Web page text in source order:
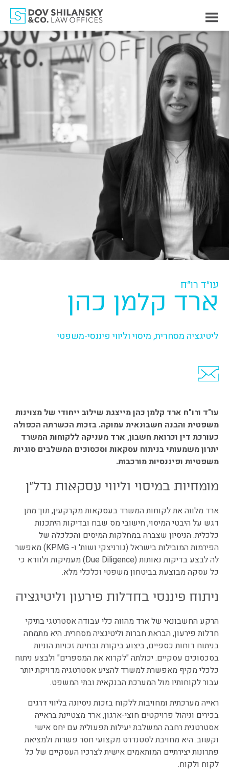
דלג
לחצו
לפתיחת
התפריט
עו"ד רו"ח
ארד קלמן כהן
ליטיגציה מסחרית, מיסוי וליווי פיננסי-משפטי
קישור
למייל
עו"ד ורו"ח ארד קלמן כהן מייצגת שילוב ייחודי של מצוינות
משפטית והבנה חשבונאית עמוקה. בזכות הכשרתה הכפולה
כעורכת דין וכרואת חשבון, ארד מעניקה ללקוחות המשרד
יתרון משמעותי בניתוח עסקאות וסכסוכים המשלבים סוגיות
משפטיות ופיננסיות מורכבות.
מומחיות במיסוי וליווי עסקאות נדל"ן
ארד מלווה את לקוחות המשרד בעסקאות מקרקעין, תוך מתן
דגש על היבטי המיסוי, חישובי מס שבח ובדיקות היתכנות
כלכלית. הניסיון שצברה במחלקות המיסים והכלכלה של
הפירמות המובילות בישראל (גורניצקי ושות' ו- KPMG) מאפשר
לה לבצע בדיקות נאותות (Due Diligence) מעמיקות ולוודא כי
כל עסקה מבוצעת בביטחון משפטי וכלכלי מלא.
ניתוח פיננסי בחדלות פירעון וליטיגציה
הרקע החשבונאי של ארד מהווה כלי עבודה אסטרטגי בתיקי
חדלות פירעון, הבראת חברות וליטיגציה מסחרית. היא מתמחה
בניתוח דוחות כספיים, ביצוע ביקורת ובחינת זכויות הוניות
בסכסוכים עסקיים. יכולתה "לקרוא את המספרים" ולבצע ניתוח
כלכלי מקיף מאפשרת למשרד להציע אסטרטגיה מדויקת יותר
עבור לקוחותיו מול המערכת הבנקאית ובתי המשפט.
ראייה מערכתית ומחויבות ללקוח בזכות ניסיונה בליווי דרגים
בכירים וניהול פרויקטים חוצי-ארגון, ארד מצטיינת בראייה
אסטרטגית רחבה המשלבת יעילות תפעולית עם יחס אישי
וקשוב. היא מחויבת לסטנדרט מקצועי חסר פשרות ולמציאת
פתרונות יצירתיים המותאמים אישית לצרכיו העסקיים של כל
לקוח ולקוח.